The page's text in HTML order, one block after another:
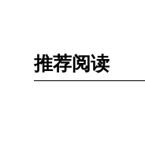
推荐阅读